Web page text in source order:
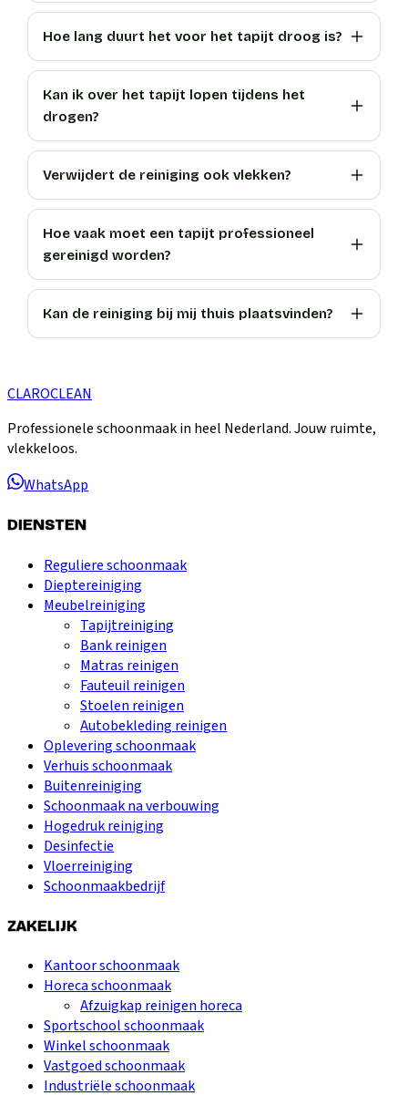
Hoe lang duurt het voor het tapijt droog is?
Kan ik over het tapijt lopen tijdens het
drogen?
Verwijdert de reiniging ook vlekken?
Hoe vaak moet een tapijt professioneel
gereinigd worden?
Kan de reiniging bij mij thuis plaatsvinden?
CLAROCLEAN
Professionele schoonmaak in heel Nederland. Jouw ruimte,
vlekkeloos.
WhatsApp
DIENSTEN
Reguliere schoonmaak
Dieptereiniging
Meubelreiniging
Tapijtreiniging
Bank reinigen
Matras reinigen
Fauteuil reinigen
Stoelen reinigen
Autobekleding reinigen
Oplevering schoonmaak
Verhuis schoonmaak
Buitenreiniging
Schoonmaak na verbouwing
Hogedruk reiniging
Desinfectie
Vloerreiniging
Schoonmaakbedrijf
ZAKELIJK
Kantoor schoonmaak
Horeca schoonmaak
Afzuigkap reinigen horeca
Sportschool schoonmaak
Winkel schoonmaak
Vastgoed schoonmaak
Industriële schoonmaak